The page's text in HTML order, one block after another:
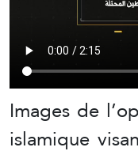
Images de
islamique